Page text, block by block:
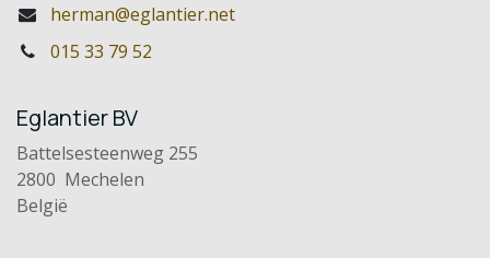
herman@eglantier.net
015 33 79 52
Eglantier BV
Battelsesteenweg 255
2800 Mechelen
België